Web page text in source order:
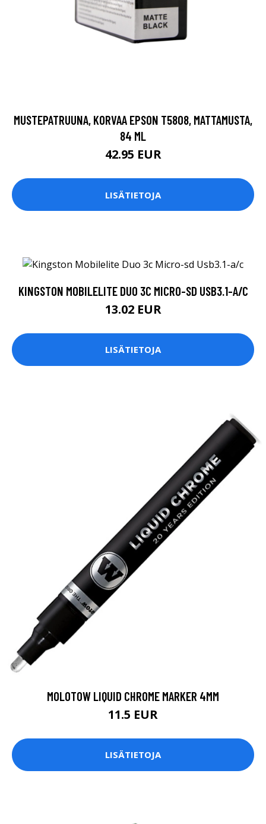
MUSTEPATRUUNA, KORVAA EPSON T5808, MATTAMUSTA,
84 ML
42.95 EUR
LISÄTIETOJA
KINGSTON MOBILELITE DUO 3C MICRO-SD USB3.1-A/C
13.02 EUR
LISÄTIETOJA
MOLOTOW LIQUID CHROME MARKER 4MM
11.5 EUR
LISÄTIETOJA